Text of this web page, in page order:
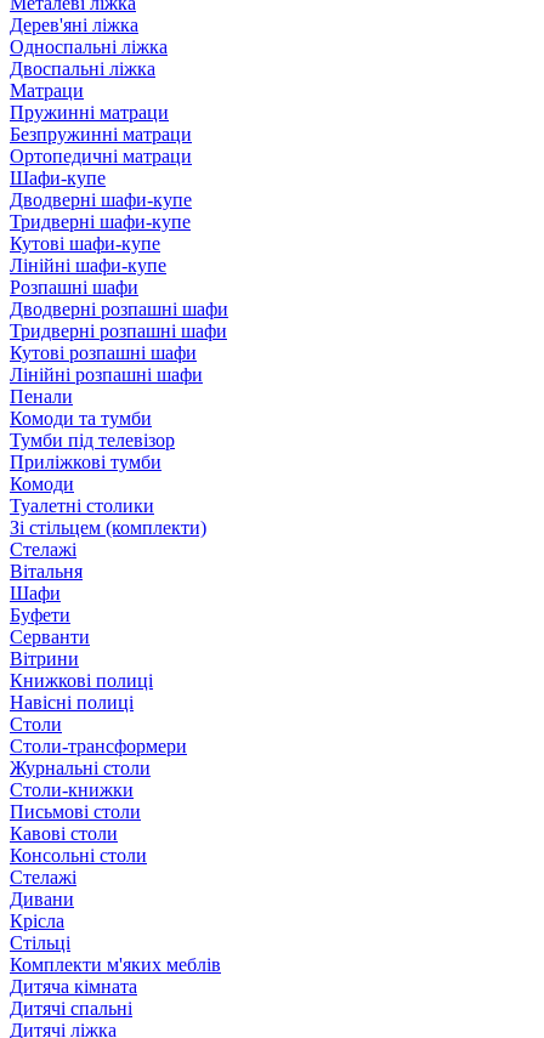
Дерев'яні ліжка
Односпальні ліжка
Двоспальні ліжка
Матраци
Пружинні матраци
Безпружинні матраци
Ортопедичні матраци
Шафи-купе
Дводверні шафи-купе
Тридверні шафи-купе
Кутові шафи-купе
Лінійні шафи-купе
Розпашні шафи
Дводверні розпашні шафи
Тридверні розпашні шафи
Кутові розпашні шафи
Лінійні розпашні шафи
Пенали
Комоди та тумби
Тумби під телевізор
Приліжкові тумби
Комоди
Туалетні столики
Зі стільцем (комплекти)
Стелажі
Вітальня
Шафи
Буфети
Серванти
Вітрини
Книжкові полиці
Навісні полиці
Столи
Столи-трансформери
Журнальні столи
Столи-книжки
Письмові столи
Кавові столи
Консольні столи
Стелажі
Дивани
Крісла
Стільці
Комплекти м'яких меблів
Дитяча кімната
Дитячі спальні
Дитячі ліжка